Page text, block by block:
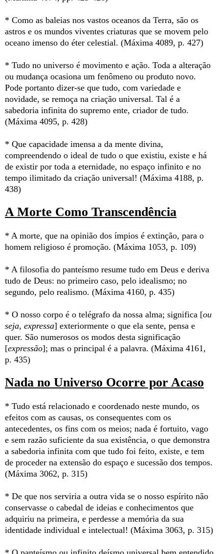
* Como as baleias nos vastos oceanos da Terra, são os
astros e os mundos viventes criaturas que se movem pelo
oceano imenso do éter celestial. (Máxima 4089, p. 427)
* Tudo no universo é movimento e ação. Toda a alteração
ou mudança ocasiona um fenômeno ou produto novo.
Pode portanto dizer-se que tudo, com variedade e
novidade, se remoça na criação universal. Tal é a
sabedoria infinita do supremo ente, criador de tudo.
(Máxima 4095, p. 428)
* Que capacidade imensa a da mente divina,
compreendendo o ideal de tudo o que existiu, existe e há
de existir por toda a eternidade, no espaço infinito e no
tempo ilimitado da criação universal! (Máxima 4188, p.
438)
A Morte Como Transcendência
* A morte, que na opinião dos ímpios é extinção, para o
homem religioso é promoção. (Máxima 1053, p. 109)
* A filosofia do panteísmo resume tudo em Deus e deriva
tudo de Deus: no primeiro caso, pelo idealismo; no
segundo, pelo realismo. (Máxima 4160, p. 435)
* O nosso corpo é o telégrafo da nossa alma; significa [ou
seja, expressa] exteriormente o que ela sente, pensa e
quer. São numerosos os modos desta significação
[expressão]; mas o principal é a palavra. (Máxima 4161,
p. 435)
Nada no Universo Ocorre por Acaso
* Tudo está relacionado e coordenado neste mundo, os
efeitos com as causas, os consequentes com os
antecedentes, os fins com os meios; nada é fortuito, vago
e sem razão suficiente da sua existência, o que demonstra
a sabedoria infinita com que tudo foi feito, existe, e tem
de proceder na extensão do espaço e sucessão dos tempos.
(Máxima 3062, p. 315)
* De que nos serviria a outra vida se o nosso espírito não
conservasse o cabedal de ideias e conhecimentos que
adquiriu na primeira, e perdesse a memória da sua
identidade individual e intelectual! (Máxima 3063, p. 315)